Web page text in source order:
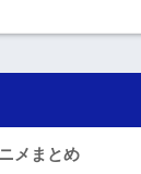
メまとめ